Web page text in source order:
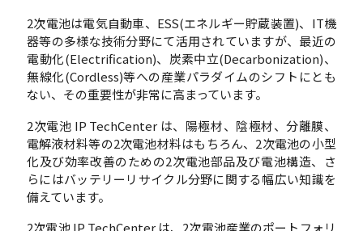
2次電池は電気自動車、ESS(エネルギー貯蔵装置)、IT機
器等の多様な技術分野にて活用されていますが、最近の
電動化(Electrification)、炭素中立(Decarbonization)、
無線化(Cordless)等への産業パラダイムのシフトにとも
ない、その重要性が非常に高まっています。
2次電池 IP TechCenter は、陽極材、陰極材、分離膜、
電解液材料等の2次電池材料はもちろん、2次電池の小型
化及び効率改善のための2次電池部品及び電池構造、さ
らにはバッテリーリサイクル分野に関する幅広い知識を
備えています。
2次電池 IP TechCenter は、2次電池産業のポートフォリ